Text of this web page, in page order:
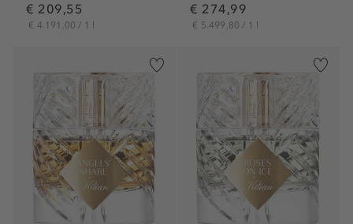
€ 209,55
€ 4.191,00 / 1 l
€ 274,99
€ 5.499,80 / 1 l